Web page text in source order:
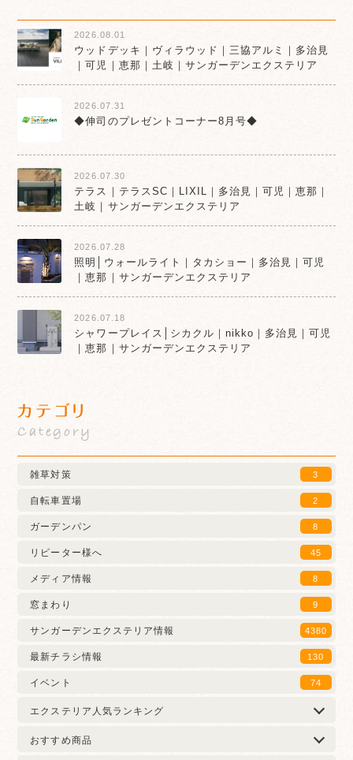
2026.08.01
ウッドデッキ｜ヴィラウッド｜三協アルミ｜多治見
｜可児｜恵那｜土岐｜サンガーデンエクステリア
2026.07.31
◆伸司のプレゼントコーナー8月号◆
2026.07.30
テラス｜テラスSC｜LIXIL｜多治見｜可児｜恵那｜
土岐｜サンガーデンエクステリア
2026.07.28
照明│ウォールライト｜タカショー｜多治見｜可児
｜恵那｜サンガーデンエクステリア
2026.07.18
シャワープレイス│シカクル｜nikko｜多治見｜可児
｜恵那｜サンガーデンエクステリア
カテゴリ
Category
雑草対策 3
自転車置場 2
ガーデンパン 8
リピーター様へ 45
メディア情報 8
窓まわり 9
サンガーデンエクステリア情報 4380
最新チラシ情報 130
イベント 74
エクステリア人気ランキング
おすすめ商品